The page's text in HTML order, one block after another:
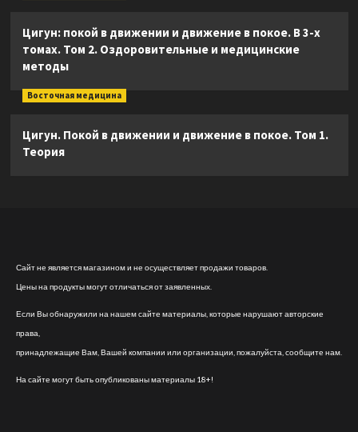
Цигун: покой в движении и движение в покое. В 3-х
томах. Том 2. Оздоровительные и медицинские
методы
Восточная медицина
Цигун. Покой в движении и движение в покое. Том 1.
Теория
Сайт не является магазином и не осуществляет продажи товаров.
Цены на продукты могут отличаться от заявленных.
Если Вы обнаружили на нашем сайте материалы, которые нарушают авторские
права,
принадлежащие Вам, Вашей компании или организации, пожалуйста, сообщите нам.
На сайте могут быть опубликованы материалы 18+!